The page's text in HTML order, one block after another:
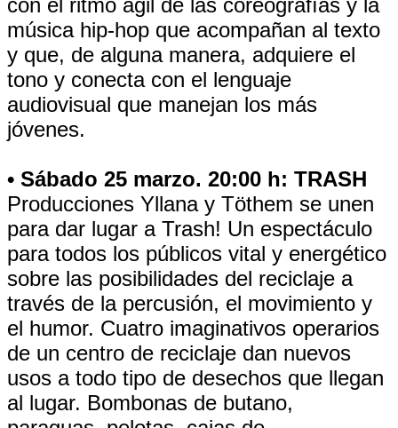
con el ritmo ágil de las coreografías y la
música hip-hop que acompañan al texto
y que, de alguna manera, adquiere el
tono y conecta con el lenguaje
audiovisual que manejan los más
jóvenes.
• Sábado 25 marzo. 20:00 h: TRASH
Producciones Yllana y Töthem se unen
para dar lugar a Trash! Un espectáculo
para todos los públicos vital y energético
sobre las posibilidades del reciclaje a
través de la percusión, el movimiento y
el humor. Cuatro imaginativos operarios
de un centro de reciclaje dan nuevos
usos a todo tipo de desechos que llegan
al lugar. Bombonas de butano,